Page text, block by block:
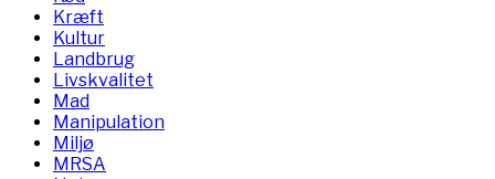
Kræft
Kultur
Landbrug
Livskvalitet
Mad
Manipulation
Miljø
MRSA